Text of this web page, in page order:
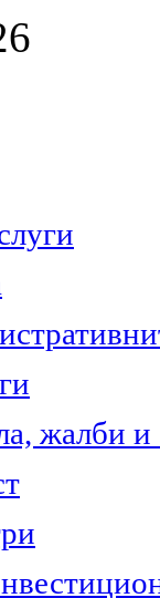
жалби и